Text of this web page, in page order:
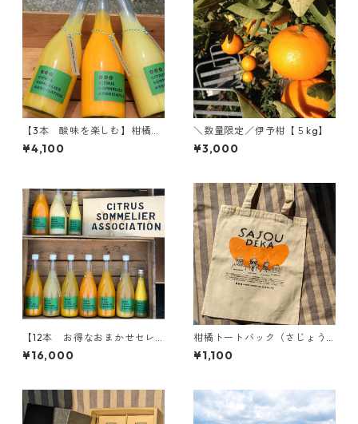
【3本 酸味を楽しむ】柑橘ジ
ュースセット（伊予柑・黄金
柑・河内晩柑）
¥4,100
＼数量限定／伊予柑【５kg】
¥3,000
【12本 お得なおまかせセレ
クト】柑橘ジュースセット
（おまかせ12種）
¥16,000
柑橘トートバック（さじょう
刑事）
¥1,100